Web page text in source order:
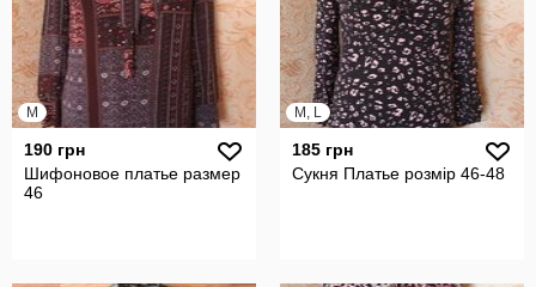
M
190 грн
Шифоновое платье размер
46
M, L
185 грн
Сукня Платье розмір 46-48